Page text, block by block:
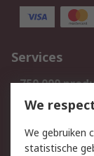
Services
750.000
Bestellen
Track &
We
We gebruiken
statistische